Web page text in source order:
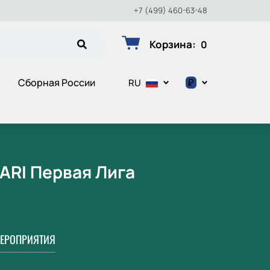
+7 (499) 460-63-48
Корзина: 0
Сборная России RU ₽
Первая Лига